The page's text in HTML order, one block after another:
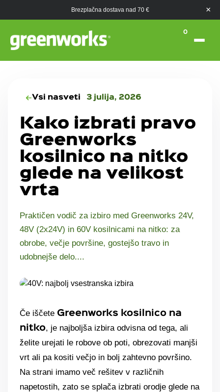
Brezplačna dostava nad 70 € ×
0
Vsi nasveti 3 julija, 2026
Kako izbrati pravo
Greenworks
kosilnico na nitko
glede na velikost
vrta
Praktičen vodič za izbiro med Greenworks 24V,
48V (2x24V) in 60V kosilnicami na nitko: za
obrobe, večje površine, gostejšo travo in
udobnejše delo....
Če iščete Greenworks kosilnico na
nitko, je najboljša izbira odvisna od tega, ali
želite urejati le robove ob poti, obrezovati manjši
vrt ali pa kositi večjo in bolj zahtevno površino.
Na strani imamo več rešitev v različnih
napetostih, zato se splača izbrati orodje glede na